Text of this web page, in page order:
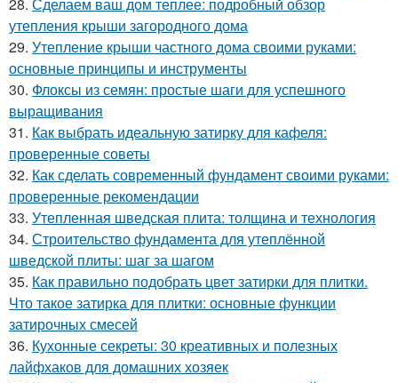
28. Сделаем ваш дом теплее: подробный обзор
утепления крыши загородного дома
29. Утепление крыши частного дома своими руками:
основные принципы и инструменты
30. Флоксы из семян: простые шаги для успешного
выращивания
31. Как выбрать идеальную затирку для кафеля:
проверенные советы
32. Как сделать современный фундамент своими руками:
проверенные рекомендации
33. Утепленная шведская плита: толщина и технология
34. Строительство фундамента для утеплённой
шведской плиты: шаг за шагом
35. Как правильно подобрать цвет затирки для плитки.
Что такое затирка для плитки: основные функции
затирочных смесей
36. Кухонные секреты: 30 креативных и полезных
лайфхаков для домашних хозяек